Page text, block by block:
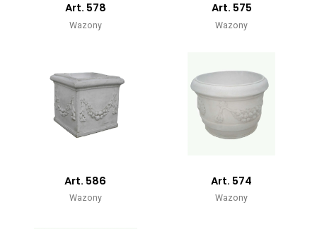
Art. 578
Wazony
Art. 575
Wazony
Art. 586
Wazony
Art. 574
Wazony